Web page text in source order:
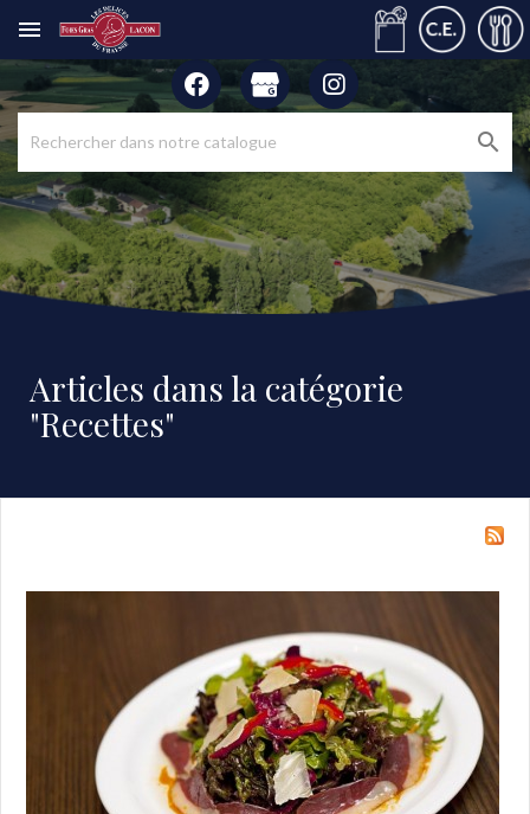

Articles dans la catégorie
"Recettes"